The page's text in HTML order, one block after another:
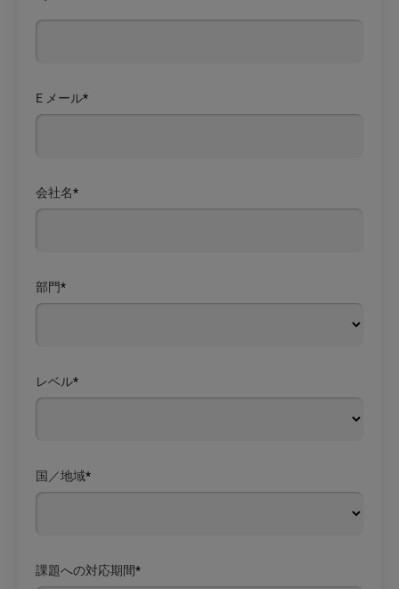
*
E メール
*
会社名
*
部門
*
レベル
*
国／地域
*
課題への対応期間